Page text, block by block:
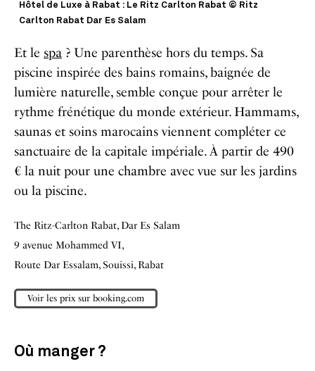
Hôtel de Luxe à Rabat : Le Ritz Carlton Rabat © Ritz
Carlton Rabat Dar Es Salam
Et le spa ? Une parenthèse hors du temps. Sa
piscine inspirée des bains romains, baignée de
lumière naturelle, semble conçue pour arrêter le
rythme frénétique du monde extérieur. Hammams,
saunas et soins marocains viennent compléter ce
sanctuaire de la capitale impériale. À partir de 490
€ la nuit pour une chambre avec vue sur les jardins
ou la piscine.
The Ritz-Carlton Rabat,Dar Es Salam
9 avenue Mohammed VI,
Route Dar Essalam, Souissi, Rabat
Voir les prix sur booking.com
Où manger ?